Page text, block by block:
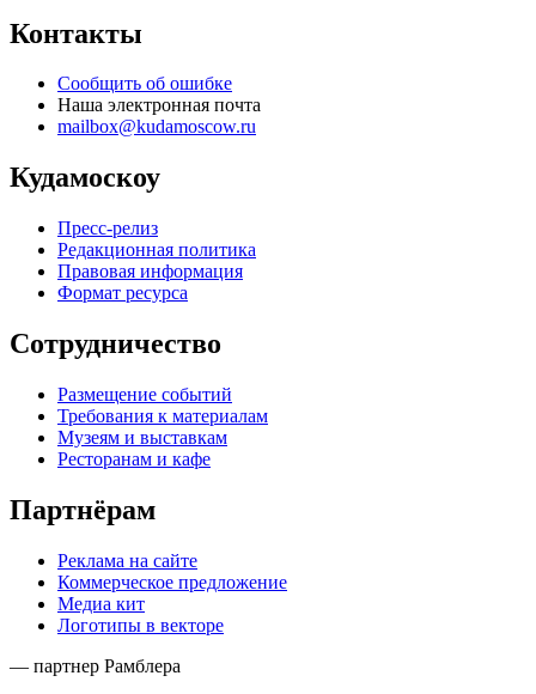
Контакты
Сообщить об ошибке
Наша электронная почта
mailbox@kudamoscow.ru
Кудамоскоу
Пресс-релиз
Редакционная политика
Правовая информация
Формат ресурса
Сотрудничество
Размещение событий
Требования к материалам
Музеям и выставкам
Ресторанам и кафе
Партнёрам
Реклама на сайте
Коммерческое предложение
Медиа кит
Логотипы в векторе
— партнер Рамблера